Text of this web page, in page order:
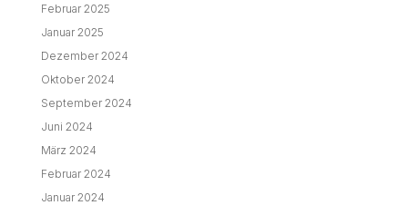
Februar 2025
Januar 2025
Dezember 2024
Oktober 2024
September 2024
Juni 2024
März 2024
Februar 2024
Januar 2024